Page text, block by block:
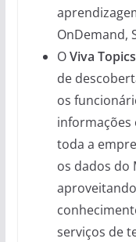
OnDemand,
OViva Topics
de
os
informações
toda a
os dados do
serviços de